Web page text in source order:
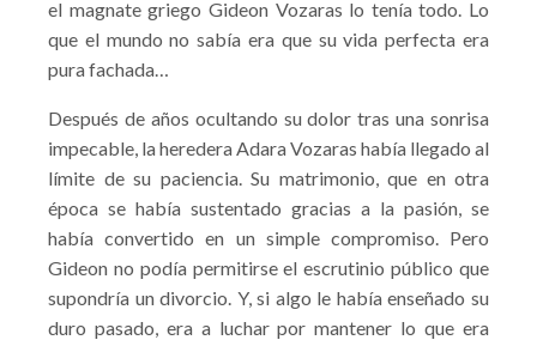
el magnate griego Gideon Vozaras lo tenía todo. Lo
que el mundo no sabía era que su vida perfecta era
pura fachada…
Después de años ocultando su dolor tras una sonrisa
impecable, la heredera Adara Vozaras había llegado al
límite de su paciencia. Su matrimonio, que en otra
época se había sustentado gracias a la pasión, se
había convertido en un simple compromiso. Pero
Gideon no podía permitirse el escrutinio público que
supondría un divorcio. Y, si algo le había enseñado su
duro pasado, era a luchar por mantener lo que era